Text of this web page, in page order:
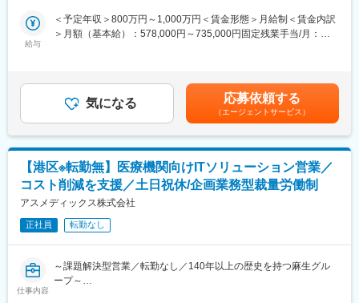
ます。経営陣との距離が近く、経営判断の背景に触れながら経験
を重ねることで、将来的にはIRおよびコーポレート分野のマネジ
■当社について：
当社はアルフレッサグループの一員として、医薬品の製造・卸
売、調剤薬局の運営など幅広い事業を展開しています。
全国規模のネットワークと高度な物流機能を駆使し、日本の医療
サプライチェーンを支えています。
売上高は2.6兆円に達し、業界のリーディングカンパニーとしての
地位を確立しています。
■詳細な業務：
・月次・四半期・年次決算業務
・コンプライアンス・リスク管理業務
・その他、経営管理部門業務
■就業環境
私服勤務・ネイルOK、産育休取得率100%と、ライフイベントと
の両立や多様な働き方が可能です。平均残業20時間程度で、体制
見直しにより更なる働きやすさ向上を目指しています。
【当社について】
私たちは、世界の先進的な美容医療技術を通じて、
医療提供者が最高水準の技術とサービスを提供することで、患者
様の生活の質を向上させることを目標としています。
給与
＜予定年収＞800万円～1,000万円＜賃金形態＞月給制＜賃金内訳
＞月額（基本給）：578,000円～735,000円固定残業手当/月：
経験に基づき、ご年収を決定いたします。※賞与・インセンティブ
含む賃金はあくまでも目安の金額であり、選考を通じて上下する
可能性があります。月給(月額)は固定手当を含めた表記です。
気になる 応募依頼する
（エージェントサービス）
【港区※転勤無】医療機関向けITソリューション営業／
コスト削減を支援／土日祝休/企画業務型裁量労働制
アスメディックス株式会社
正社員 転勤なし
仕事内容
～課題解決型営業／転勤なし／140年以上の歴史を持つ麻生グル
ープ～